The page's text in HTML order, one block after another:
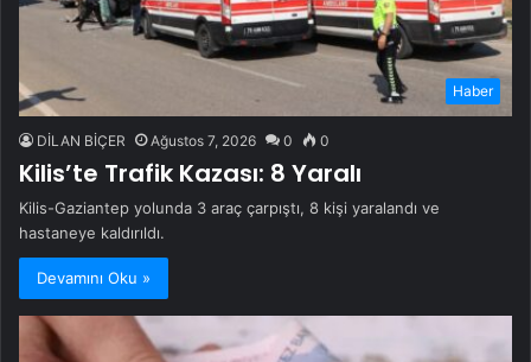
Haber
DİLAN BİÇER Ağustos 7, 2026 0 0
Kilis’te Trafik Kazası: 8 Yaralı
Kilis-Gaziantep yolunda 3 araç çarpıştı, 8 kişi yaralandı ve
hastaneye kaldırıldı.
Devamını Oku »